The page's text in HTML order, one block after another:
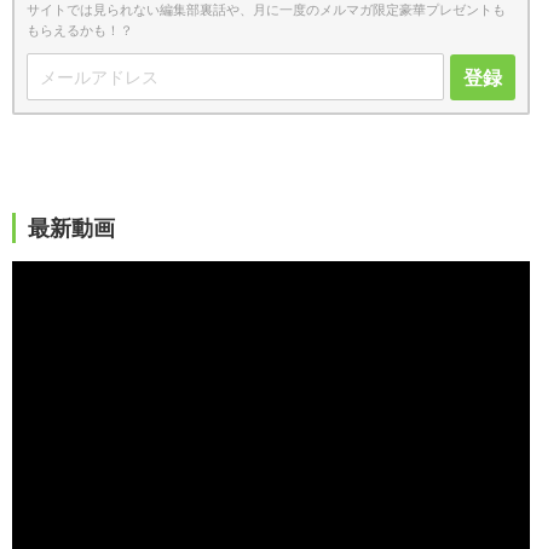
サイトでは見られない編集部裏話や、月に一度のメルマガ限定豪華プレゼントも
もらえるかも！？
登録
最新動画